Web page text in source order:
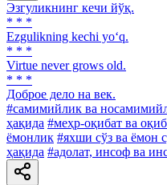
Эзгуликнинг кечи йўқ.
* * *
Ezgulikning kechi yo‘q.
* * *
Virtue never grows old.
* * *
Доброе дело на век.
#самимийлик ва
ҳақида #меҳр-оқибат ва
ёмонлик #яхши сўз ва ёмон
ҳақида #адолат, инсоф ва